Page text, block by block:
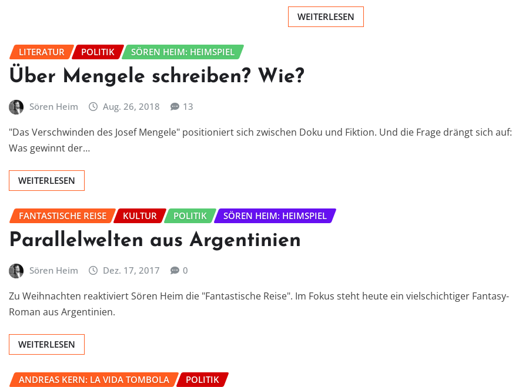
WEITERLESEN
LITERATUR POLITIK SÖREN HEIM: HEIMSPIEL
Über Mengele schreiben? Wie?
Sören Heim Aug. 26, 2018 13
"Das Verschwinden des Josef Mengele" positioniert sich zwischen Doku und Fiktion. Und die Frage drängt sich auf:
Was gewinnt der…
WEITERLESEN
FANTASTISCHE REISE KULTUR POLITIK SÖREN HEIM: HEIMSPIEL
Parallelwelten aus Argentinien
Sören Heim Dez. 17, 2017 0
Zu Weihnachten reaktiviert Sören Heim die "Fantastische Reise". Im Fokus steht heute ein vielschichtiger Fantasy-
Roman aus Argentinien.
WEITERLESEN
ANDREAS KERN: LA VIDA TOMBOLA POLITIK